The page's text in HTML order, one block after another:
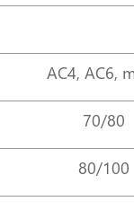
АС4, АС6,
70/80
80/100